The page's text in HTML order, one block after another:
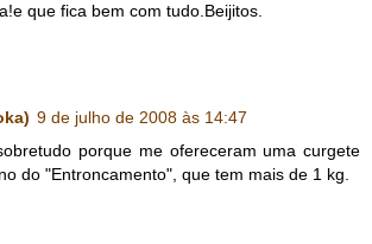
que fica bem com tudo.Beijitos.
9 de julho de 2008 às 14:47
porque me ofereceram uma curgete
do "Entroncamento", que tem mais de 1 kg.